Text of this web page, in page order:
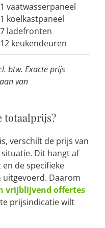
1 vaatwasserpaneel
1 koelkastpaneel
7 ladefronten
12 keukendeuren
btw. Exacte prijs
aan van
totaalprijs?
verschilt de prijs van
Dit hangt af
de specifieke
Daarom
vrijblijvend offertes
prijsindicatie wilt